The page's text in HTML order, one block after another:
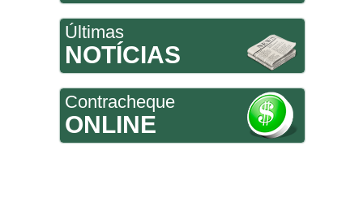
Últimas
NOTÍCIAS
Contracheque
ONLINE